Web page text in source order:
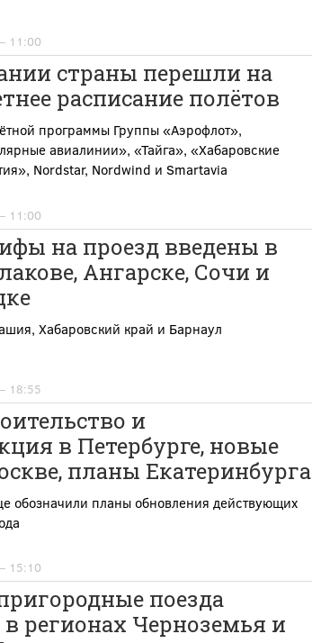
11:00
страны перешли на
расписание полётов
программы Группы «Аэрофлот»,
авиалинии», «Тайга», «Хабаровские
Nordstar, Nordwind и Smartavia
11:00
на проезд введены в
Ангарске, Сочи и
Хабаровский край и Барнаул
18:55
и
в Петербурге, новые
планы Екатеринбурга
обозначили планы обновления действующих
15:10
поезда
регионах Черноземья и